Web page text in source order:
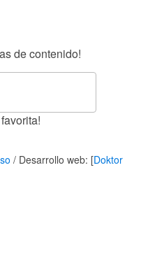
de contenido!
/ Desarrollo web: [Doktor